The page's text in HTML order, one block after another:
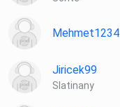
Mehmet1234
Jiricek99
Slatinany